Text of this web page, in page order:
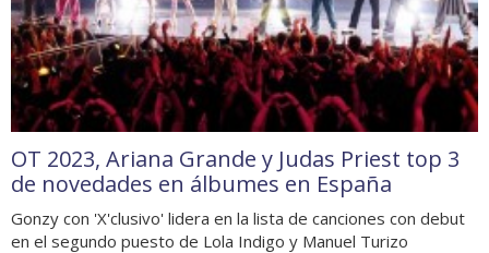
OT 2023, Ariana Grande y Judas Priest top 3
de novedades en álbumes en España
Gonzy con 'X'clusivo' lidera en la lista de canciones con debut
en el segundo puesto de Lola Indigo y Manuel Turizo